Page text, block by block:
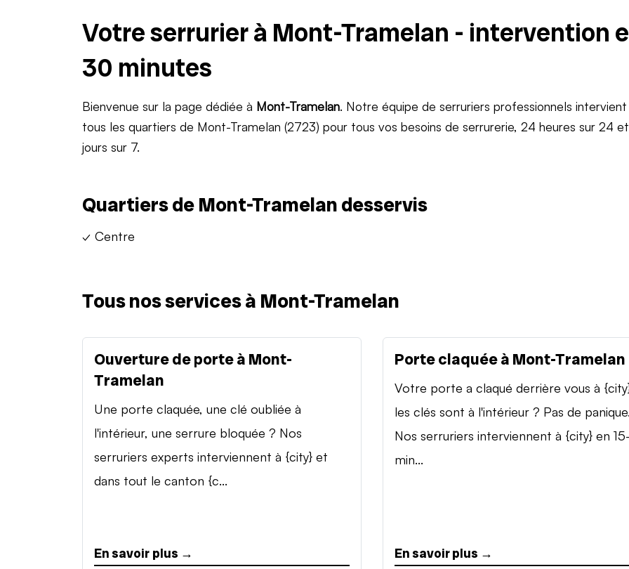
Votre serrurier à Mont-Tramelan - intervention
30 minutes
Bienvenue sur la page dédiée à Mont-Tramelan. Notre équipe de serruriers professionnels intervient
tous les quartiers de Mont-Tramelan (2723) pour tous vos besoins de serrurerie, 24 heures sur 24
jours sur 7.
Quartiers de Mont-Tramelan desservis
✓ Centre
Tous nos services à Mont-Tramelan
Ouverture de porte à Mont-
Tramelan
Une porte claquée, une clé oubliée à
l'intérieur, une serrure bloquée ? Nos
serruriers experts interviennent à {city} et
dans tout le canton {c...
En savoir plus →
Porte claquée à Mont-Tramelan
Votre porte a claqué derrière vous à
les clés sont à l'intérieur ? Pas de
Nos serruriers interviennent à {city} en
min...
En savoir plus →